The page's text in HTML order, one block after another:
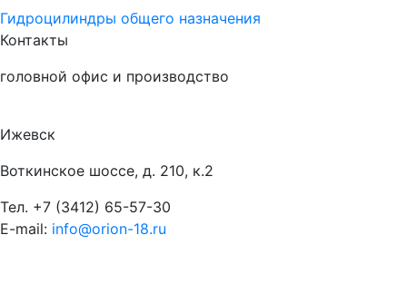
Гидроцилиндры общего назначения
Контакты
головной офис и производство
Ижевск
Воткинское шоссе, д. 210, к.2
Тел. +7 (3412) 65-57-30
E-mail: info@orion-18.ru